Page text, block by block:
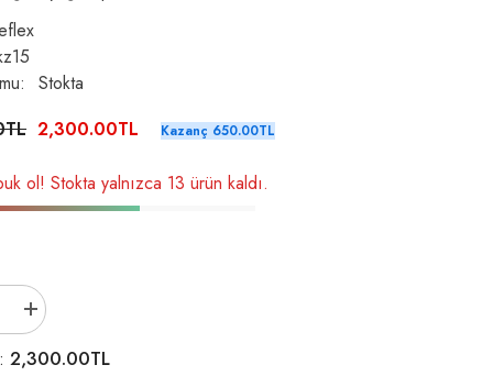
Stokta
2,300.00TL Kazanç 650.00TL
ol! Stokta yalnızca 13 ürün kaldı.
Reflex
Kuzulu
ve
Pirinçli
2,300.00TL